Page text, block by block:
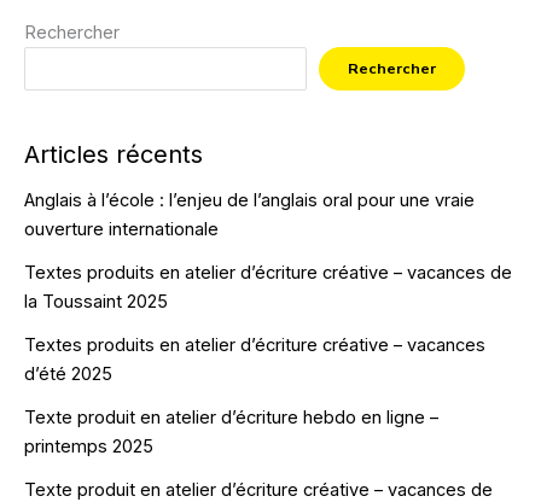
Rechercher
Rechercher
Articles récents
Anglais à l’école : l’enjeu de l’anglais oral pour une vraie
ouverture internationale
Textes produits en atelier d’écriture créative – vacances de
la Toussaint 2025
Textes produits en atelier d’écriture créative – vacances
d’été 2025
Texte produit en atelier d’écriture hebdo en ligne –
printemps 2025
Texte produit en atelier d’écriture créative – vacances de